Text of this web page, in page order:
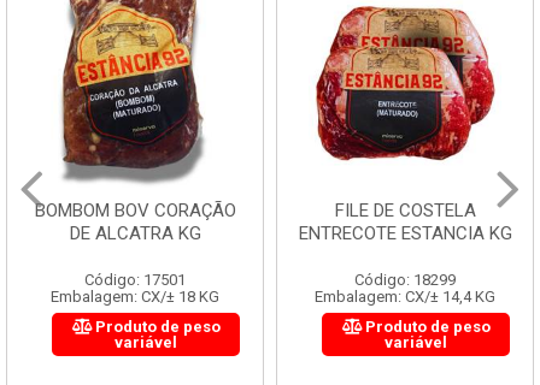
BOMBOM BOV CORAÇÃO
DE ALCATRA KG
Código: 17501
Embalagem: CX/± 18 KG
Produto de peso
variável
FILE DE COSTELA
ENTRECOTE ESTANCIA KG
Código: 18299
Embalagem: CX/± 14,4 KG
Produto de peso
variável